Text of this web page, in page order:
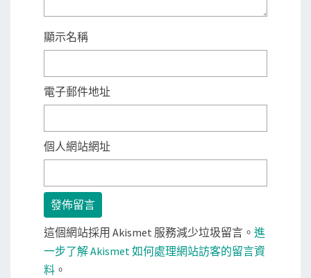
顯示名稱
電子郵件地址
個人網站網址
這個網站採用 Akismet 服務減少垃圾留言。 進
一步了解 Akismet 如何處理網站訪客的留言資
料 。